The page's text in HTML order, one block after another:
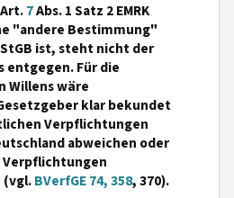
7Abs. 1 Satz 2 EMRK
"andere Bestimmung"
StGB ist, steht nicht der
entgegen. Für die
Willens wäre
klar bekundet
Verpflichtungen
abweichen oder
(vgl.BVerfGE 74, 358, 370).